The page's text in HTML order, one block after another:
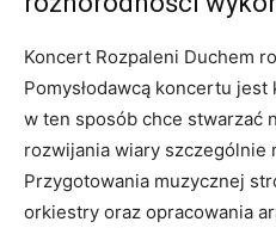
Koncert Rozpaleni Duchem
Pomysłodawcą koncertu jest
w ten sposób chce stwarzać
rozwijania wiary szczególnie
Przygotowania muzycznej
orkiestry oraz opracowania